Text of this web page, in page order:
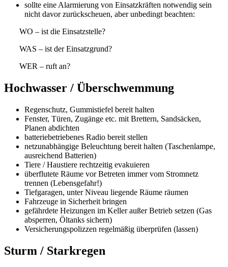
sollte eine Alarmierung von Einsatzkräften notwendig sein
nicht davor zurückscheuen, aber unbedingt beachten:
WO – ist die Einsatzstelle?
WAS – ist der Einsatzgrund?
WER – ruft an?
Hochwasser / Überschwemmung
Regenschutz, Gummistiefel bereit halten
Fenster, Türen, Zugänge etc. mit Brettern, Sandsäcken,
Planen abdichten
batteriebetriebenes Radio bereit stellen
netzunabhängige Beleuchtung bereit halten (Taschenlampe,
ausreichend Batterien)
Tiere / Haustiere rechtzeitig evakuieren
überflutete Räume vor Betreten immer vom Stromnetz
trennen (Lebensgefahr!)
Tiefgaragen, unter Niveau liegende Räume räumen
Fahrzeuge in Sicherheit bringen
gefährdete Heizungen im Keller außer Betrieb setzen (Gas
absperren, Öltanks sichern)
Versicherungspolizzen regelmäßig überprüfen (lassen)
Sturm / Starkregen